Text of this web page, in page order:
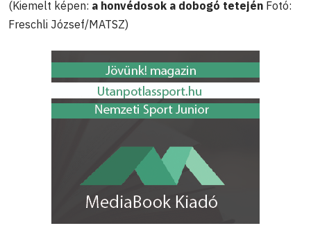
(Kiemelt képen: a honvédosok a dobogó tetején Fotó:
Freschli József/MATSZ)